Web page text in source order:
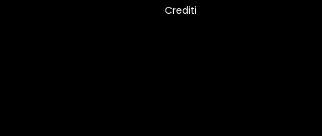
Crediti